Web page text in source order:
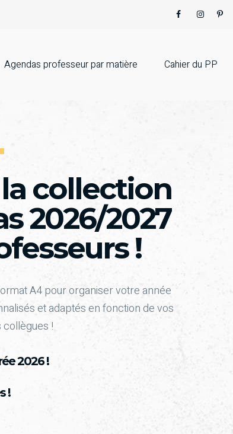
Agendas professeur par matière Cahier du PP
collection
2026/2027
!
A4 pour organiser votre année
et adaptés en fonction de vos
!
2026 !
!